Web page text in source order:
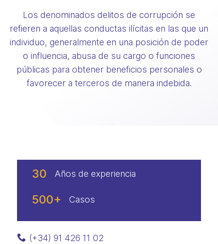
Los denominados delitos de corrupción se
refieren a aquellas conductas ilícitas en las que un
individuo, generalmente en una posición de poder
o influencia, abusa de su cargo o funciones
públicas para obtener beneficios personales o
favorecer a terceros de manera indebida.
30 Años de experiencia
500+ Casos
(+34) 91 426 11 02